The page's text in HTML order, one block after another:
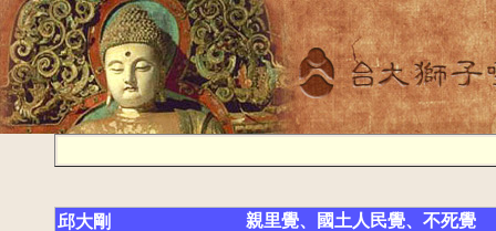
邱大剛 親里覺、國土人民覺、不死覺